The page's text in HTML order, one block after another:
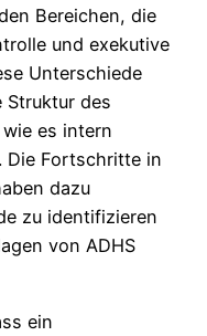
Bereichen, die
und exekutive
Unterschiede
Struktur des
es intern
Fortschritte in
dazu
zu identifizieren
von ADHS
ein